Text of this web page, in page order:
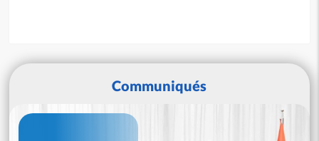
Communiqués